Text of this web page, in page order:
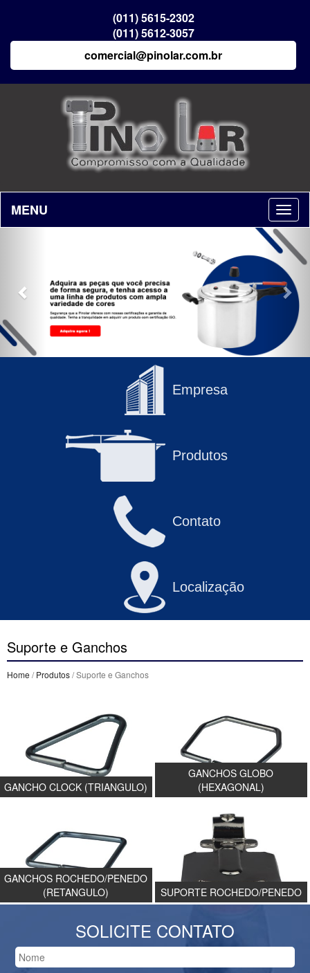
(011) 5615-2302
(011) 5612-3057
comercial@pinolar.com.br
MENU
Empresa
Produtos
Contato
Localização
Suporte e Ganchos
Home /Produtos/ Suporte e Ganchos
GANCHO CLOCK (TRIANGULO)
GANCHOS GLOBO
(HEXAGONAL)
GANCHOS ROCHEDO/PENEDO
(RETANGULO)
SUPORTE ROCHEDO/PENEDO
SOLICITE CONTATO